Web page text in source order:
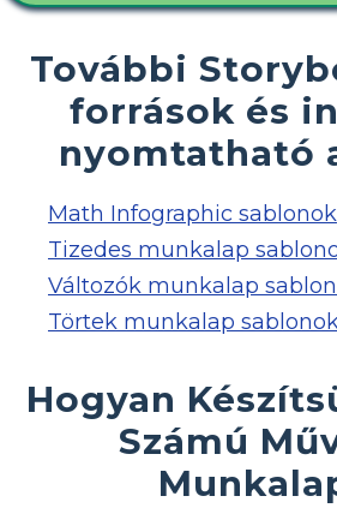
További
források és
nyomtatható
Math Infographic sablonok
Tizedes munkalap
Változók munkalap
Törtek munkalap
Hogyan
Számú